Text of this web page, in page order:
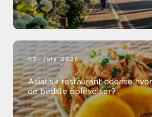
03. July 2026
Asiatisk restaurant odense hvor finder du
de bedste oplevelser?